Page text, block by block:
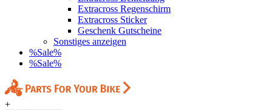
Extracross Regenschirm
Extracross Sticker
Geschenk Gutscheine
Sonstiges anzeigen
%Sale%
%Sale%
+